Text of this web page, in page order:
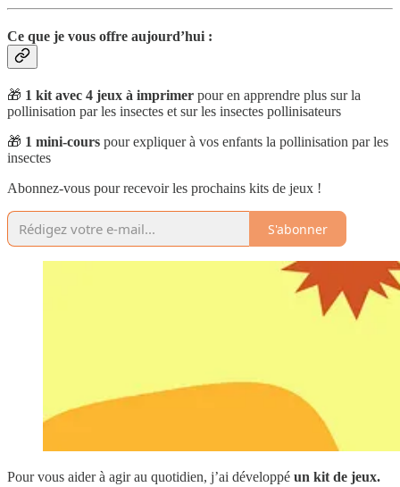
Ce que je vous offre aujourd’hui :
🎁 1 kit avec 4 jeux à imprimer pour en apprendre plus sur la
pollinisation par les insectes et sur les insectes pollinisateurs
🎁 1 mini-cours pour expliquer à vos enfants la pollinisation par les
insectes
Abonnez-vous pour recevoir les prochains kits de jeux !
S'abonner
Pour vous aider à agir au quotidien, j’ai développé un kit de jeux.